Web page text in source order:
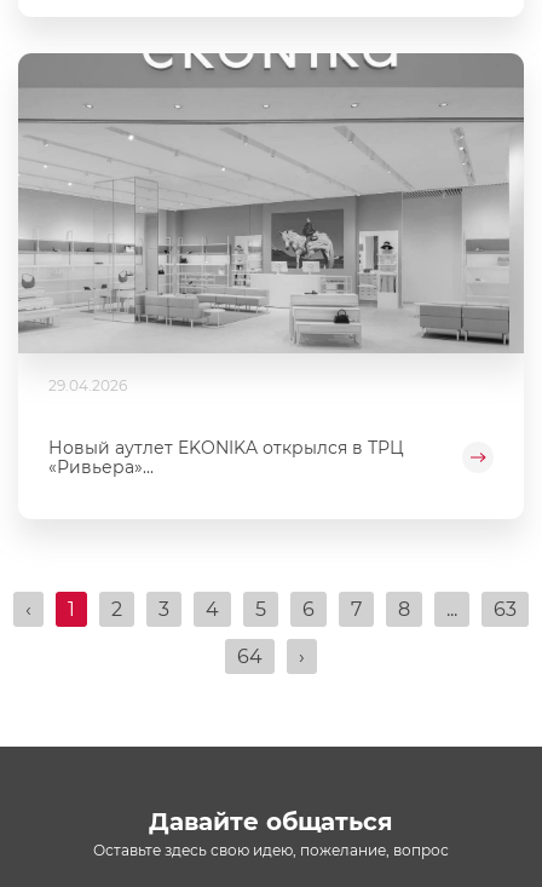
29.04.2026
Новый аутлет EKONIKA открылся в ТРЦ
«Ривьера»...
‹ 1 2 3 4 5 6 7 8 ... 63
64 ›
Давайте общаться
Оставьте здесь свою идею, пожелание, вопрос